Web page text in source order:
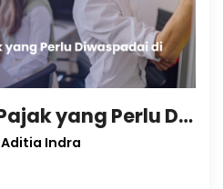
Risiko Restitusi Pajak yang Perlu Diwaspadai di Banjarbaru
Aditia Indra